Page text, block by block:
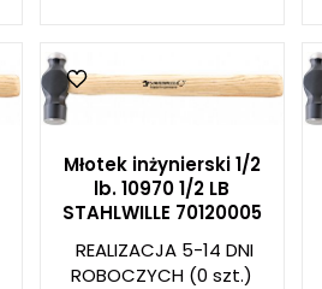
Młotek inżynierski 1/2
lb. 10970 1/2 LB
STAHLWILLE 70120005
REALIZACJA 5-14 DNI
ROBOCZYCH (0 szt.)